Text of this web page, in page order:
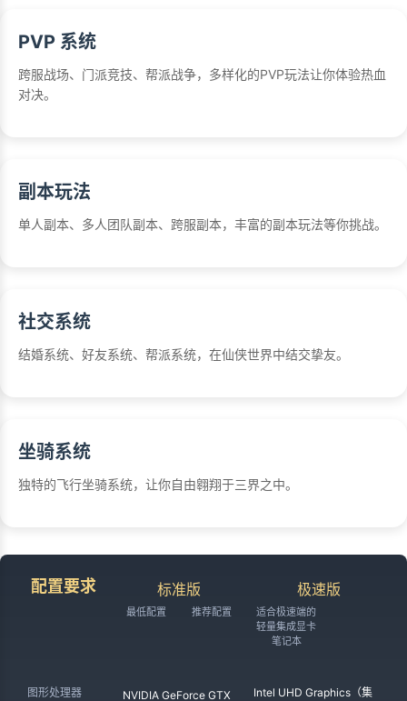
PVP 系统
跨服战场、门派竞技、帮派战争，多样化的PVP玩法让你体验热血
对决。
副本玩法
单人副本、多人团队副本、跨服副本，丰富的副本玩法等你挑战。
社交系统
结婚系统、好友系统、帮派系统，在仙侠世界中结交挚友。
坐骑系统
独特的飞行坐骑系统，让你自由翱翔于三界之中。
配置要求 标准版
最低配置 推荐配置
极速版
适合极速端的
轻量集成显卡
笔记本
图形处理器
NVIDIA GeForce GTX
Intel UHD Graphics（集